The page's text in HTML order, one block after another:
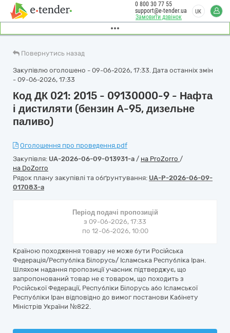
Замовити дзвінок
0 800 30 77 55
support@e-tender.ua
UK
Повернутись назад
Закупівлю оголошено - 09-06-2026, 17:33. Дата останніх змін
- 09-06-2026, 17:33
Код ДК 021: 2015 - 09130000-9 - Нафта
і дистиляти (бензин А-95, дизельне
паливо)
Оголошення про проведення.pdf
Закупівля: UA-2026-06-09-013931-a / на ProZorro /
на DoZorro
Рядок плану закупівлі та обґрунтування: UA-P-2026-06-09-
017083-a
Період подачі пропозицій
з 09-06-2026, 17:33
по 12-06-2026, 10:00
Країною походження товару не може бути Російська
Федерація/Республіка Білорусь/ Ісламська Республіка Іран.
Шляхом надання пропозиції учасник підтверджує, що
запропонований товар не є товаром, що походить з
Російської Федерації, Республіки Білорусь або Ісламської
Республіки Іран відповідно до вимог постанови Кабінету
Міністрів України №822.